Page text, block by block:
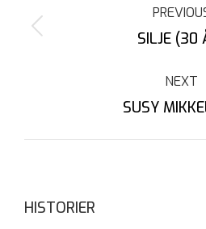
navigationSILJE (30
NEXT
Next
SUSY
HISTORIER